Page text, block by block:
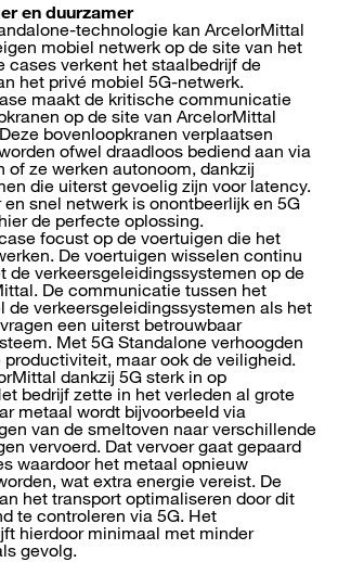
en duurzamer
technologie kan ArcelorMittal
mobiel netwerk op de site van het
cases verkent het staalbedrijf de
het privé mobiel 5G-netwerk.
maakt de kritische communicatie
op de site van ArcelorMittal
bovenloopkranen verplaatsen
ofwel draadloos bediend aan via
of ze werken autonoom, dankzij
die uiterst gevoelig zijn voor latency.
snel netwerk is onontbeerlijk en 5G
de perfecte oplossing.
focust op de voertuigen die het
De voertuigen wisselen continu
de verkeersgeleidingssystemen op de
De communicatie tussen het
de verkeersgeleidingssystemen als het
een uiterst betrouwbaar
Met 5G Standalone verhoogden
maar ook de veiligheid.
dankzij 5G sterk in op
bedrijf zette in het verleden al grote
metaal wordt bijvoorbeeld via
van de smeltoven naar verschillende
vervoerd. Dat vervoer gaat gepaard
waardoor het metaal opnieuw
wat extra energie vereist. De
het transport optimaliseren door dit
te controleren via 5G. Het
hierdoor minimaal met minder
gevolg.